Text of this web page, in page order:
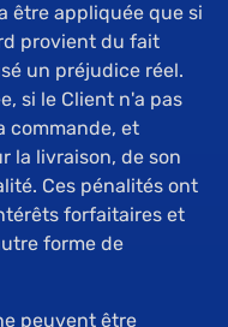
être appliquée que si
provient du fait
un préjudice réel.
si le Client n'a pas
commande, et
la livraison, de son
Ces pénalités ont
forfaitaires et
forme de
peuvent être